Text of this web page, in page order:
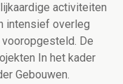
activiteiten
intensief overleg
De
In het kader
Gebouwen.